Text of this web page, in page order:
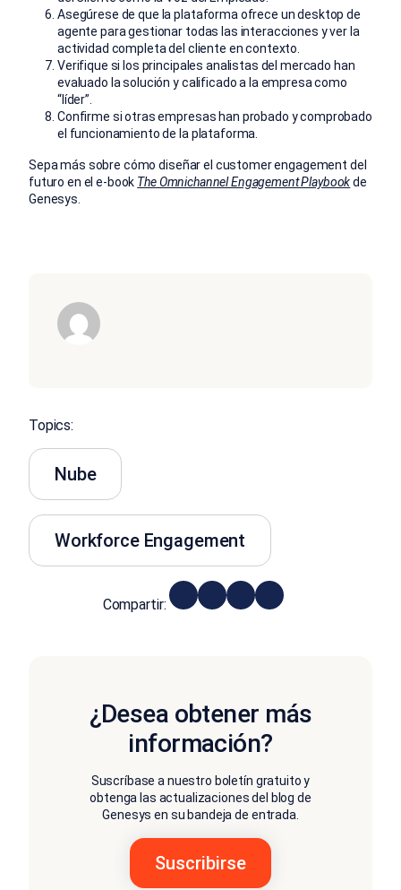
Asegúrese de que la plataforma ofrece un desktop de
agente para gestionar todas las interacciones y ver la
actividad completa del cliente en contexto.
Verifique si los principales analistas del mercado han
evaluado la solución y calificado a la empresa como
“líder”.
Confirme si otras empresas han probado y comprobado
el funcionamiento de la plataforma.
Sepa más sobre cómo diseñar el customer engagement del
futuro en el e-book The Omnichannel Engagement Playbookde
Genesys.
Topics:
Nube
Workforce Engagement
Compartir:
¿Desea obtener más
información?
Suscríbase a nuestro boletín gratuito y
obtenga las actualizaciones del blog de
Genesys en su bandeja de entrada.